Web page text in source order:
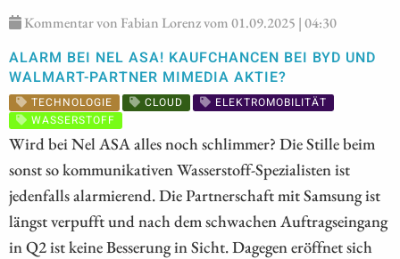
Kommentar von Fabian Lorenz vom 01.09.2025 | 04:30
ALARM BEI NEL ASA! KAUFCHANCEN BEI BYD UND
WALMART-PARTNER MIMEDIA AKTIE?
TECHNOLOGIE CLOUD
ELEKTROMOBILITÄT
WASSERSTOFF
Wird bei Nel ASA alles noch schlimmer? Die Stille beim
sonst so kommunikativen Wasserstoff-Spezialisten ist
jedenfalls alarmierend. Die Partnerschaft mit Samsung ist
längst verpufft und nach dem schwachen Auftragseingang
in Q2 ist keine Besserung in Sicht. Dagegen eröffnet sich